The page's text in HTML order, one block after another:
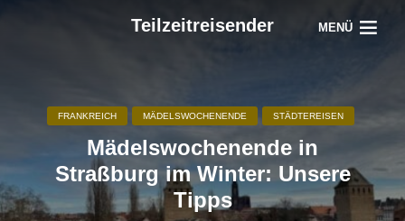
Teilzeitreisender MENÜ
FRANKREICH MÄDELSWOCHENENDE STÄDTEREISEN
Mädelswochenende in
Straßburg im Winter: Unsere
Tipps